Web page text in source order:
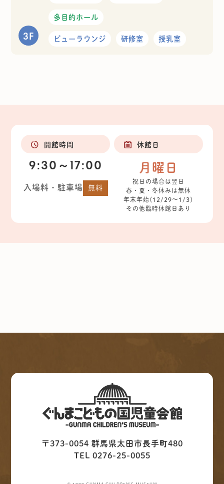
多目的ホール
3F ビューラウンジ 研修室 授乳室
開館時間
9:30～17:00
入場料・駐車場 無料
休館日
月曜日
祝日の場合は翌日
春・夏・冬休みは無休
年末年始(12/29～1/3)
その他臨時休館日あり
〒373-0054 群馬県太田市長手町480
TEL 0276-25-0055